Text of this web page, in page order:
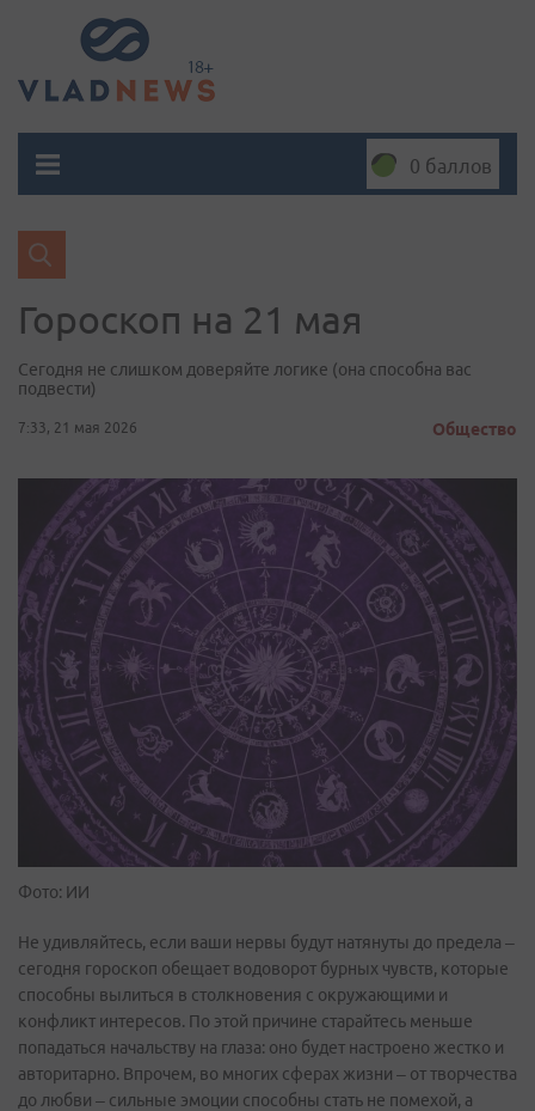
0 баллов
Гороскоп на 21 мая
Сегодня не слишком доверяйте логике (она способна вас
подвести)
7:33, 21 мая 2026 Общество
Фото: ИИ
Не удивляйтесь, если ваши нервы будут натянуты до предела –
сегодня гороскоп обещает водоворот бурных чувств, которые
способны вылиться в столкновения с окружающими и
конфликт интересов. По этой причине старайтесь меньше
попадаться начальству на глаза: оно будет настроено жестко и
авторитарно. Впрочем, во многих сферах жизни – от творчества
до любви – сильные эмоции способны стать не помехой, а